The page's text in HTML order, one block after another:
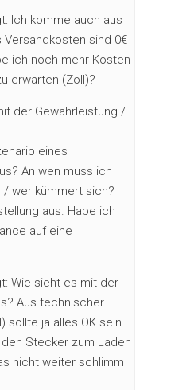
Ich komme auch aus
Versandkosten sind 0€
ich noch mehr Kosten
erwarten (Zoll)?
der Gewährleistung /
eines
An wen muss ich
/ wer kümmert sich?
aus. Habe ich
auf eine
Wie sieht es mit der
Aus technischer
sollte ja alles OK sein
Stecker zum Laden
nicht weiter schlimm